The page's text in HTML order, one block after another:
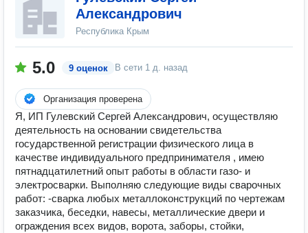
Александрович
Республика Крым
5.0 9 оценок В сети 1 д. назад
Организация проверена
Я, ИП Гулевский Сергей Александрович, осуществляю
деятельность на основании свидетельства
государственной регистрации физического лица в
качестве индивидуального предпринимателя , имею
пятнадцатилетний опыт работы в области газо- и
электросварки. Выполняю следующие виды сварочных
работ: -сварка любых металлоконструкций по чертежам
заказчика, беседки, навесы, металлические двери и
ограждения всех видов, ворота, заборы, стойки,